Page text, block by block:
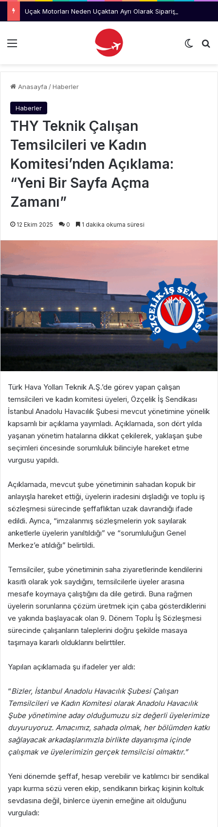
Menü Dış
Anasayfa /Haberler
Haberler
THY Teknik Çalışan
Temsilcileri ve Kadın
Komitesi’nden Açıklama:
“Yeni Bir Sayfa Açma
Zamanı”
12 Ekim 2025 0 1 dakika okuma süresi
Türk Hava Yolları Teknik A.Ş.’de görev yapan çalışan
temsilcileri ve kadın komitesi üyeleri, Özçelik İş Sendikası
İstanbul Anadolu Havacılık Şubesi mevcut yönetimine yönelik
kapsamlı bir açıklama yayımladı. Açıklamada, son dört yılda
yaşanan yönetim hatalarına dikkat çekilerek, yaklaşan şube
seçimleri öncesinde sorumluluk bilinciyle hareket etme
vurgusu yapıldı.
Açıklamada, mevcut şube yönetiminin sahadan kopuk bir
anlayışla hareket ettiği, üyelerin iradesini dışladığı ve toplu iş
sözleşmesi sürecinde şeffaflıktan uzak davrandığı ifade
edildi. Ayrıca, “imzalanmış sözleşmelerin yok sayılarak
anketlerle üyelerin yanıltıldığı” ve “sorumluluğun Genel
Merkez’e atıldığı” belirtildi.
Temsilciler, şube yönetiminin saha ziyaretlerinde kendilerini
kasıtlı olarak yok saydığını, temsilcilerle üyeler arasına
mesafe koymaya çalıştığını da dile getirdi. Buna rağmen
üyelerin sorunlarına çözüm üretmek için çaba gösterdiklerini
ve yakında başlayacak olan 9. Dönem Toplu İş Sözleşmesi
sürecinde çalışanların taleplerini doğru şekilde masaya
taşımaya kararlı olduklarını belirttiler.
Yapılan açıklamada şu ifadeler yer aldı:
“Bizler, İstanbul Anadolu Havacılık Şubesi Çalışan
Temsilcileri ve Kadın Komitesi olarak Anadolu Havacılık
Şube yönetimine aday olduğumuzu siz değerli üyelerimize
duyuruyoruz. Amacımız, sahada olmak, her bölümden katkı
sağlayacak arkadaşlarımızla birlikte dayanışma içinde
çalışmak ve üyelerimizin gerçek temsilcisi olmaktır.”
Yeni dönemde şeffaf, hesap verebilir ve katılımcı bir sendikal
yapı kurma sözü veren ekip, sendikanın birkaç kişinin koltuk
sevdasına değil, binlerce üyenin emeğine ait olduğunu
vurguladı: